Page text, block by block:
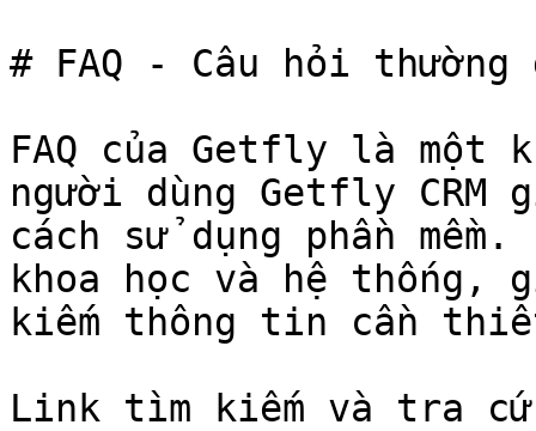
# FAQ - Câu hỏi thường
FAQ của Getfly là một
người dùng Getfly CRM
cách sử dụng phần
khoa học và hệ thống,
kiếm thông tin cần
Link tìm kiếm và tra